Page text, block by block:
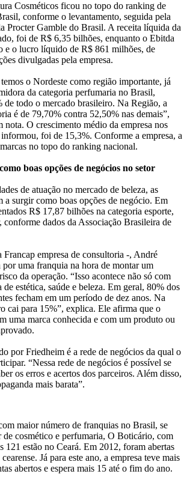
Cosméticos ficou no topo do ranking de
conforme o levantamento, seguida pela
Procter Gamble do Brasil. A receita líquida da
foi de R$ 6,35 bilhões, enquanto o Ebitda
e o lucro líquido de R$ 861 milhões, de
divulgadas pela empresa.
o Nordeste como região importante, já
da categoria perfumaria no Brasil,
de todo o mercado brasileiro. Na Região, a
é de 79,70% contra 52,50% nas demais”,
nota. O crescimento médio da empresa nos
foi de 15,3%. Conforme a empresa, a
no topo do ranking nacional.
boas opções de negócios no setor
de atuação no mercado de beleza, as
a surgir como boas opções de negócio. Em
R$ 17,87 bilhões na categoria esporte,
conforme dados da Associação Brasileira de
Francap empresa de consultoria -, André
por uma franquia na hora de montar um
da operação. “Isso acontece não só com
de estética, saúde e beleza. Em geral, 80% dos
fecham em um período de dez anos. Na
cai para 15%”, explica. Ele afirma que o
uma marca conhecida e com um produto ou
por Friedheim é a rede de negócios da qual o
“Nessa rede de negócios é possível se
os erros e acertos dos parceiros. Além disso,
mais barata”.
maior número de franquias no Brasil, se
de cosmético e perfumaria, O Boticário, com
121 estão no Ceará. Em 2012, foram abertas
Já para este ano, a empresa teve mais
abertos e espera mais 15 até o fim do ano.